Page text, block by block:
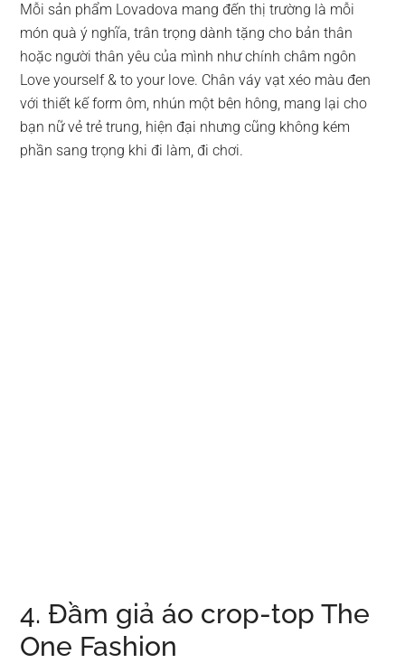
Mỗi sản phẩm Lovadova mang đến thị trường là mỗi
món quà ý nghĩa, trân trọng dành tặng cho bản thân
hoặc người thân yêu của mình như chính châm ngôn
Love yourself & to your love. Chân váy vạt xéo màu đen
với thiết kế form ôm, nhún một bên hông, mang lại cho
bạn nữ vẻ trẻ trung, hiện đại nhưng cũng không kém
phần sang trọng khi đi làm, đi chơi.
4. Đầm giả áo crop-top The
One Fashion